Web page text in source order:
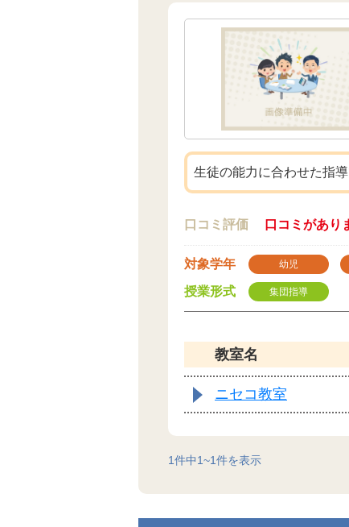
生徒の能力に合わせた指
口コミ評価 口コミがあり
対象学年 幼児
授業形式 集団指導
教室名
ニセコ教室
1件中1~1件を表示